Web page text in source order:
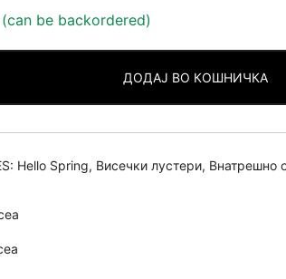
be backordered)
ДОДАЈ ВО КОШНИЧКА
Hello Spring, Висечки лустери, Внатрешно